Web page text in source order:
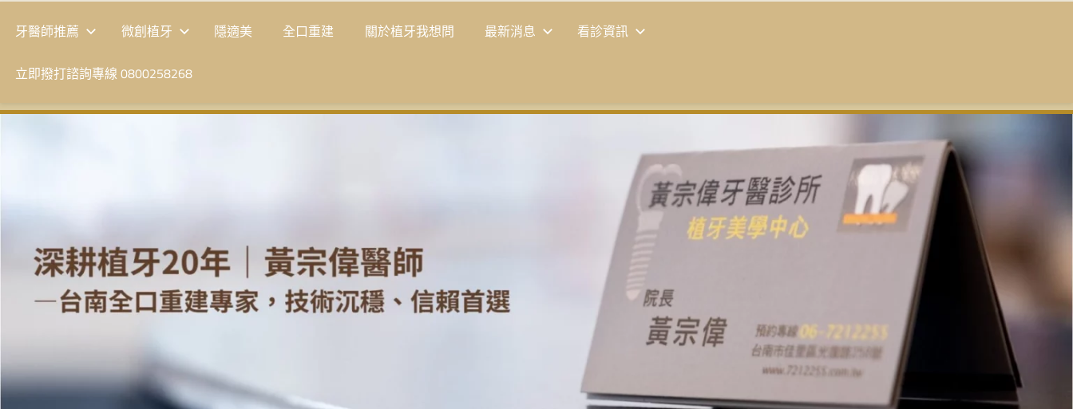
台
牙
|
黃
宗
偉
牙醫師推薦 微創植牙 隱適美 全口重建 關於植牙我想問 最新消息 看診資訊
立即撥打諮詢專線 0800258268